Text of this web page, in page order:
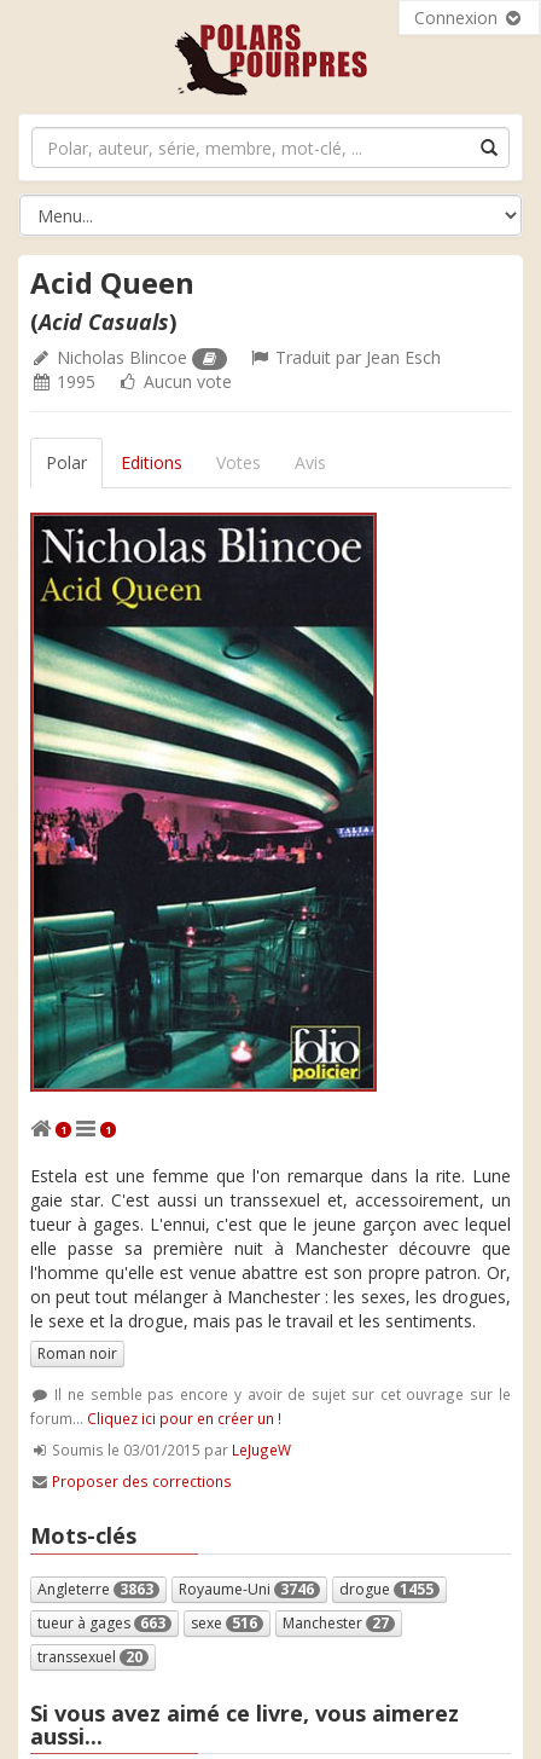
Connexion
Acid Queen
(Acid Casuals)
Nicholas Blincoe Traduit par Jean Esch
1995
Aucun vote
Polar Editions Votes Avis
1 1
Estela est une femme que l'on remarque dans la rite. Lune
gaie star. C'est aussi un transsexuel et, accessoirement, un
tueur à gages. L'ennui, c'est que le jeune garçon avec lequel
elle passe sa première nuit à Manchester découvre que
l'homme qu'elle est venue abattre est son propre patron. Or,
on peut tout mélanger à Manchester : les sexes, les drogues,
le sexe et la drogue, mais pas le travail et les sentiments.
Roman noir
Il ne semble pas encore y avoir de sujet sur cet ouvrage sur le
forum... Cliquez ici pour en créer un !
Soumis le 03/01/2015 par LeJugeW
Proposer des corrections
Mots-clés
Angleterre 3863 Royaume-Uni 3746 drogue 1455
tueur à gages 663 sexe 516 Manchester 27
transsexuel 20
Si vous avez aimé ce livre, vous aimerez
aussi...